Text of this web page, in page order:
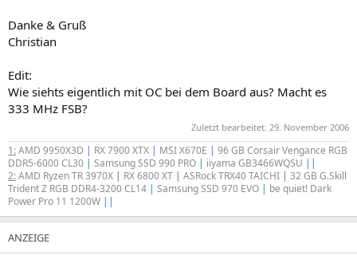
Danke & Gruß
Christian
Edit:
Wie siehts eigentlich mit OC bei dem Board aus? Macht es
333 MHz FSB?
Zuletzt bearbeitet: 29. November 2006
1:AMD 9950X3D | RX 7900 XTX | MSI X670E | 96 GB Corsair Vengance RGB
DDR5-6000 CL30 | Samsung SSD 990 PRO | iiyama GB3466WQSU ||
2:AMD Ryzen TR 3970X | RX 6800 XT | ASRock TRX40 TAICHI | 32 GB G.Skill
Trident Z RGB DDR4-3200 CL14 | Samsung SSD 970 EVO | be quiet! Dark
Power Pro 11 1200W ||